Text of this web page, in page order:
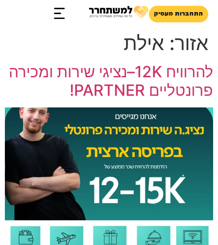
התחברות מעסיק
אזור: אילת
להרוויח 12K–נציגי שירות ומכירה
פרונטליים PARTNER!